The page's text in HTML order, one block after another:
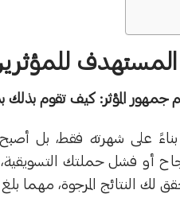
المستهدف
المؤثر: كيف تقوم بذلك
بناءً على شهرته فقط، بل
أو فشل حملتك التسويقية،
النتائج المرجوة، مهما